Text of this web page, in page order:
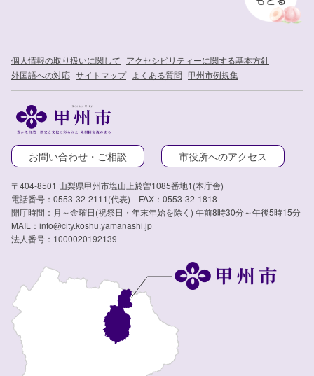
個人情報の取り扱いに関して アクセシビリティーに関する基本方針
外国語への対応 サイトマップ よくある質問 甲州市例規集
お問い合わせ・ご相談 市役所へのアクセス
〒404-8501 山梨県甲州市塩山上於曽1085番地1(本庁舎)
電話番号：0553-32-2111(代表) FAX：0553-32-1818
開庁時間：月～金曜日(祝祭日・年末年始を除く) 午前8時30分～午後5時15分
MAIL：info@city.koshu.yamanashi.jp
法人番号：1000020192139